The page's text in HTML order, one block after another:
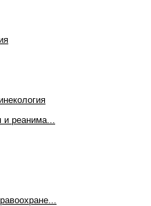
и реанима...